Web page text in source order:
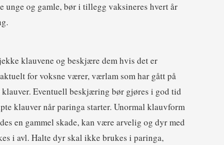
unge og gamle, bør i tillegg vaksineres hvert år
klauvene og beskjære dem hvis det er
for voksne værer, værlam som har gått på
Eventuell beskjæring bør gjøres i god tid
klauver når paringa starter. Unormal klauvform
en gammel skade, kan være arvelig og dyr med
i avl. Halte dyr skal ikke brukes i paringa,